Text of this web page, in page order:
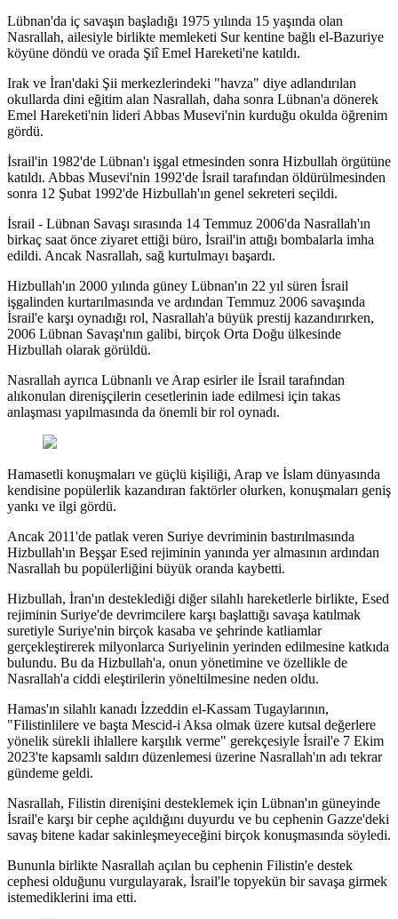
Lübnan'da iç savaşın başladığı 1975 yılında 15 yaşında olan
Nasrallah, ailesiyle birlikte memleketi Sur kentine bağlı el-Bazuriye
köyüne döndü ve orada Şiî Emel Hareketi'ne katıldı.
Irak ve İran'daki Şii merkezlerindeki "havza" diye adlandırılan
okullarda dini eğitim alan Nasrallah, daha sonra Lübnan'a dönerek
Emel Hareketi'nin lideri Abbas Musevi'nin kurduğu okulda öğrenim
gördü.
İsrail'in 1982'de Lübnan'ı işgal etmesinden sonra Hizbullah örgütüne
katıldı. Abbas Musevi'nin 1992'de İsrail tarafından öldürülmesinden
sonra 12 Şubat 1992'de Hizbullah'ın genel sekreteri seçildi.
İsrail - Lübnan Savaşı sırasında 14 Temmuz 2006'da Nasrallah'ın
birkaç saat önce ziyaret ettiği büro, İsrail'in attığı bombalarla imha
edildi. Ancak Nasrallah, sağ kurtulmayı başardı.
Hizbullah'ın 2000 yılında güney Lübnan'ın 22 yıl süren İsrail
işgalinden kurtarılmasında ve ardından Temmuz 2006 savaşında
İsrail'e karşı oynadığı rol, Nasrallah'a büyük prestij kazandırırken,
2006 Lübnan Savaşı'nın galibi, birçok Orta Doğu ülkesinde
Hizbullah olarak görüldü.
Nasrallah ayrıca Lübnanlı ve Arap esirler ile İsrail tarafından
alıkonulan direnişçilerin cesetlerinin iade edilmesi için takas
anlaşması yapılmasında da önemli bir rol oynadı.
Hamasetli konuşmaları ve güçlü kişiliği, Arap ve İslam dünyasında
kendisine popülerlik kazandıran faktörler olurken, konuşmaları geniş
yankı ve ilgi gördü.
Ancak 2011'de patlak veren Suriye devriminin bastırılmasında
Hizbullah'ın Beşşar Esed rejiminin yanında yer almasının ardından
Nasrallah bu popülerliğini büyük oranda kaybetti.
Hizbullah, İran'ın desteklediği diğer silahlı hareketlerle birlikte, Esed
rejiminin Suriye'de devrimcilere karşı başlattığı savaşa katılmak
suretiyle Suriye'nin birçok kasaba ve şehrinde katliamlar
gerçekleştirerek milyonlarca Suriyelinin yerinden edilmesine katkıda
bulundu. Bu da Hizbullah'a, onun yönetimine ve özellikle de
Nasrallah'a ciddi eleştirilerin yöneltilmesine neden oldu.
Hamas'ın silahlı kanadı İzzeddin el-Kassam Tugaylarının,
"Filistinlilere ve başta Mescid-i Aksa olmak üzere kutsal değerlere
yönelik sürekli ihlallere karşılık verme" gerekçesiyle İsrail'e 7 Ekim
2023'te kapsamlı saldırı düzenlemesi üzerine Nasrallah'ın adı tekrar
gündeme geldi.
Nasrallah, Filistin direnişini desteklemek için Lübnan'ın güneyinde
İsrail'e karşı bir cephe açıldığını duyurdu ve bu cephenin Gazze'deki
savaş bitene kadar sakinleşmeyeceğini birçok konuşmasında söyledi.
Bununla birlikte Nasrallah açılan bu cephenin Filistin'e destek
cephesi olduğunu vurgulayarak, İsrail'le topyekün bir savaşa girmek
istemediklerini ima etti.